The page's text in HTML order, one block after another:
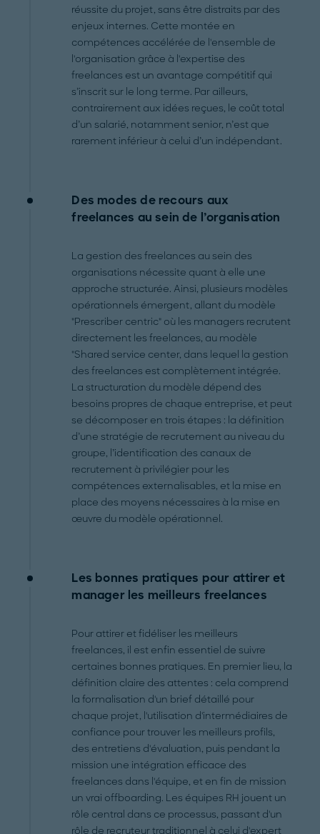
réussite du projet, sans être distraits par des
enjeux internes. Cette montée en
compétences accélérée de l'ensemble de
l'organisation grâce à l'expertise des
freelances est un avantage compétitif qui
s’inscrit sur le long terme. Par ailleurs,
contrairement aux idées reçues, le coût total
d’un salarié, notamment senior, n’est que
rarement inférieur à celui d’un indépendant.
Des modes de recours aux
freelances au sein de l’organisation
La gestion des freelances au sein des
organisations nécessite quant à elle une
approche structurée. Ainsi, plusieurs modèles
opérationnels émergent, allant du modèle
"Prescriber centric" où les managers recrutent
directement les freelances, au modèle
"Shared service center, dans lequel la gestion
des freelances est complètement intégrée.
La structuration du modèle dépend des
besoins propres de chaque entreprise, et peut
se décomposer en trois étapes : la définition
d’une stratégie de recrutement au niveau du
groupe, l’identification des canaux de
recrutement à privilégier pour les
compétences externalisables, et la mise en
place des moyens nécessaires à la mise en
œuvre du modèle opérationnel.
Les bonnes pratiques pour attirer et
manager les meilleurs freelances
Pour attirer et fidéliser les meilleurs
freelances, il est enfin essentiel de suivre
certaines bonnes pratiques. En premier lieu, la
définition claire des attentes : cela comprend
la formalisation d'un brief détaillé pour
chaque projet, l'utilisation d'intermédiaires de
confiance pour trouver les meilleurs profils,
des entretiens d'évaluation, puis pendant la
mission une intégration efficace des
freelances dans l'équipe, et en fin de mission
un vrai offboarding. Les équipes RH jouent un
rôle central dans ce processus, passant d'un
rôle de recruteur traditionnel à celui d'expert